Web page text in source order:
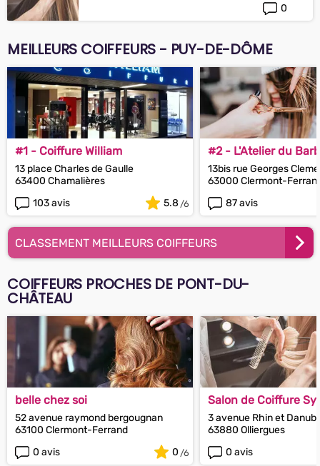
0
MEILLEURS COIFFEURS - PUY-DE-DÔME
#1 - Coiffure William
13 place Charles de Gaulle
63400 Chamalières
103 avis
5.8
#2 - L'Atelier du
13bis rue Georges
63000 Clermont-
87 avis
CLASSEMENT MEILLEURS COIFFEURS
COIFFEURS PROCHES DE PONT-DU-
CHÂTEAU
belle chez soi
52 avenue raymond bergougnan
63100 Clermont-Ferrand
0 avis
0
Salon de Coiffure
3 avenue Rhin et
63880 Olliergues
0 avis